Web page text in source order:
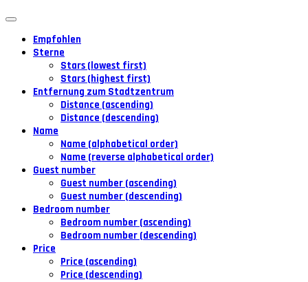
Empfohlen
Sterne
Stars (lowest first)
Stars (highest first)
Entfernung zum Stadtzentrum
Distance (ascending)
Distance (descending)
Name
Name (alphabetical order)
Name (reverse alphabetical order)
Guest number
Guest number (ascending)
Guest number (descending)
Bedroom number
Bedroom number (ascending)
Bedroom number (descending)
Price
Price (ascending)
Price (descending)